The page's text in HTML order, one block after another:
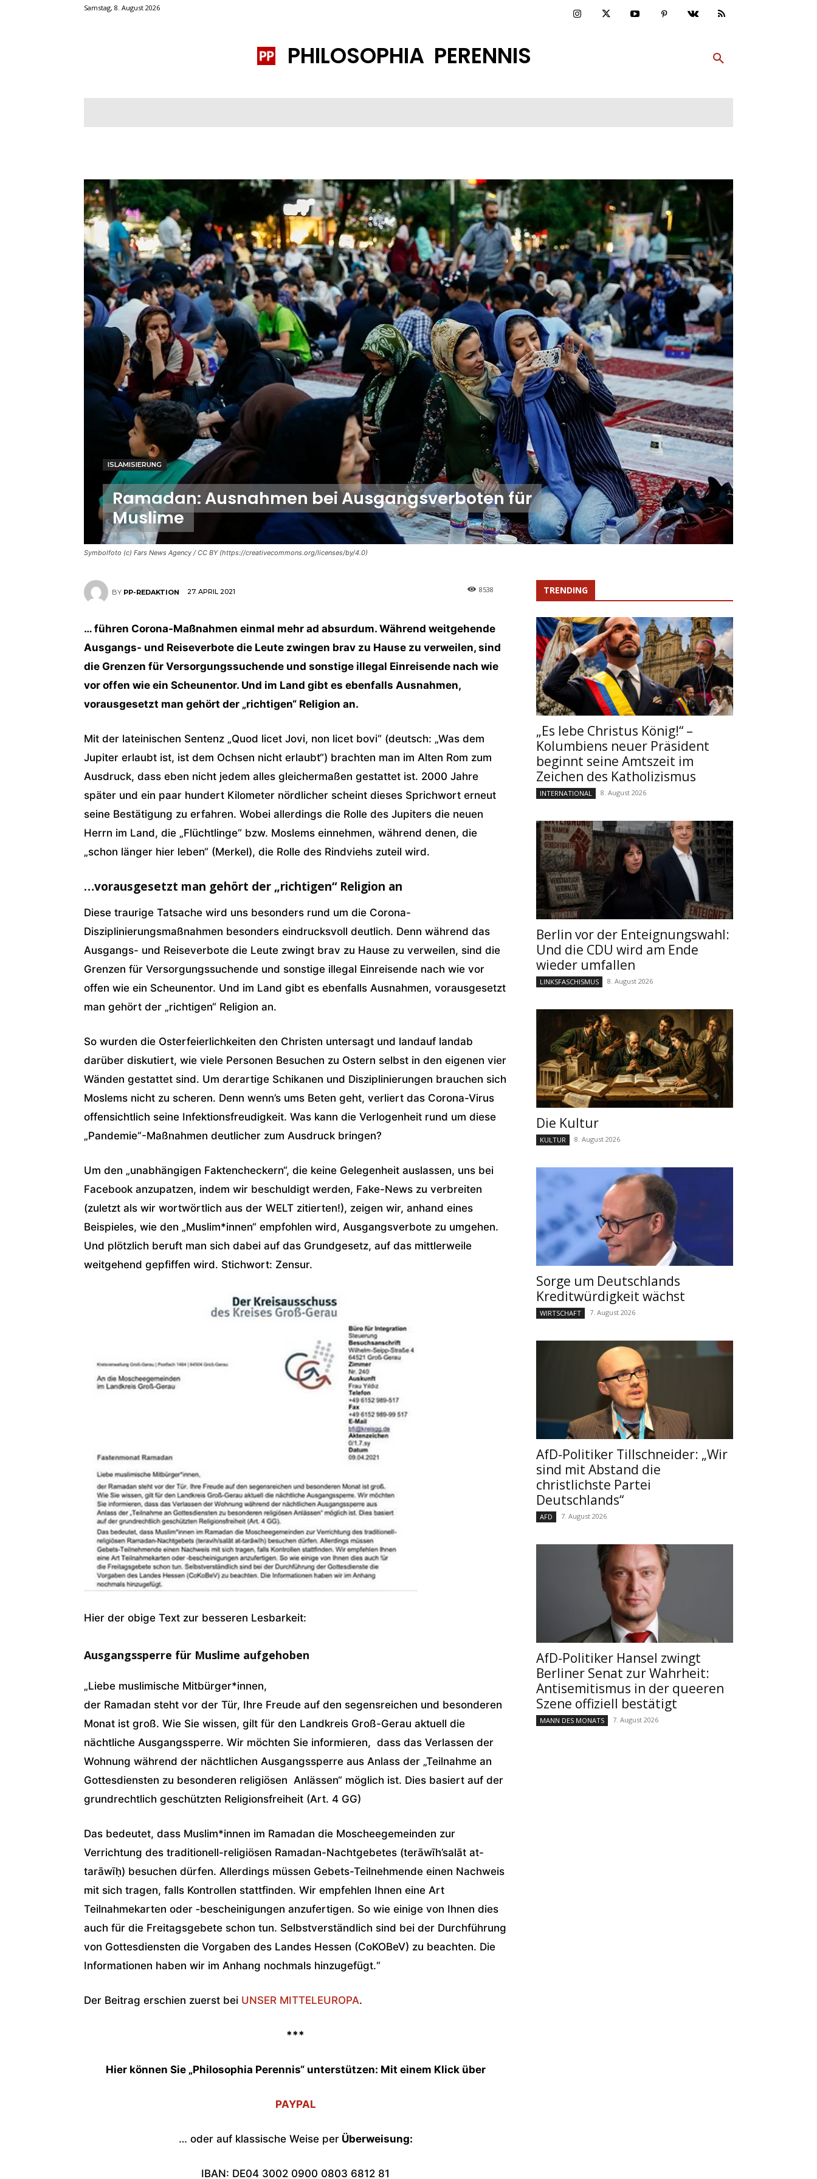
Samstag, 8. August 2026
PHILOSOPHIA PERENNIS
Symbolfoto (c) Fars News Agency / CC BY (https://creativecommons.org/licenses/by/4.0)
ISLAMISIERUNG
Ramadan: Ausnahmen bei Ausgangsverboten für
Muslime
BY PP-REDAKTION 27. APRIL 2021 8538
… führen Corona-Maßnahmen einmal mehr ad absurdum. Während weitgehende
Ausgangs- und Reiseverbote die Leute zwingen brav zu Hause zu verweilen, sind
die Grenzen für Versorgungssuchende und sonstige illegal Einreisende nach wie
vor offen wie ein Scheunentor. Und im Land gibt es ebenfalls Ausnahmen,
vorausgesetzt man gehört der „richtigen“ Religion an.
Mit der lateinischen Sentenz „Quod licet Jovi, non licet bovi“ (deutsch: „Was dem
Jupiter erlaubt ist, ist dem Ochsen nicht erlaubt“) brachten man im Alten Rom zum
Ausdruck, dass eben nicht jedem alles gleichermaßen gestattet ist. 2000 Jahre
später und ein paar hundert Kilometer nördlicher scheint dieses Sprichwort erneut
seine Bestätigung zu erfahren. Wobei allerdings die Rolle des Jupiters die neuen
Herrn im Land, die „Flüchtlinge“ bzw. Moslems einnehmen, während denen, die
„schon länger hier leben“ (Merkel), die Rolle des Rindviehs zuteil wird.
…vorausgesetzt man gehört der „richtigen“ Religion an
Diese traurige Tatsache wird uns besonders rund um die Corona-
Disziplinierungsmaßnahmen besonders eindrucksvoll deutlich. Denn während das
Ausgangs- und Reiseverbote die Leute zwingt brav zu Hause zu verweilen, sind die
Grenzen für Versorgungssuchende und sonstige illegal Einreisende nach wie vor
offen wie ein Scheunentor. Und im Land gibt es ebenfalls Ausnahmen, vorausgesetzt
man gehört der „richtigen“ Religion an.
So wurden die Osterfeierlichkeiten den Christen untersagt und landauf landab
darüber diskutiert, wie viele Personen Besuchen zu Ostern selbst in den eigenen vier
Wänden gestattet sind. Um derartige Schikanen und Disziplinierungen brauchen sich
Moslems nicht zu scheren. Denn wenn’s ums Beten geht, verliert das Corona-Virus
offensichtlich seine Infektionsfreudigkeit. Was kann die Verlogenheit rund um diese
„Pandemie“-Maßnahmen deutlicher zum Ausdruck bringen?
Um den „unabhängigen Faktencheckern“, die keine Gelegenheit auslassen, uns bei
Facebook anzupatzen, indem wir beschuldigt werden, Fake-News zu verbreiten
(zuletzt als wir wortwörtlich aus der WELT zitierten!), zeigen wir, anhand eines
Beispieles, wie den „Muslim*innen“ empfohlen wird, Ausgangsverbote zu umgehen.
Und plötzlich beruft man sich dabei auf das Grundgesetz, auf das mittlerweile
weitgehend gepfiffen wird. Stichwort: Zensur.
Hier der obige Text zur besseren Lesbarkeit:
Ausgangssperre für Muslime aufgehoben
„Liebe muslimische Mitbürger*innen,
der Ramadan steht vor der Tür, Ihre Freude auf den segensreichen und besonderen
Monat ist groß. Wie Sie wissen, gilt für den Landkreis Groß-Gerau aktuell die
nächtliche Ausgangssperre. Wir möchten Sie informieren, dass das Verlassen der
Wohnung während der nächtlichen Ausgangssperre aus Anlass der „Teilnahme an
Gottesdiensten zu besonderen religiösen Anlässen“ möglich ist. Dies basiert auf der
grundrechtlich geschützten Religionsfreiheit (Art. 4 GG)
Das bedeutet, dass Muslim*innen im Ramadan die Moscheegemeinden zur
Verrichtung des traditionell-religiösen Ramadan-Nachtgebetes (terāwīh’salāt at-
tarāwīḥ) besuchen dürfen. Allerdings müssen Gebets-Teilnehmende einen Nachweis
mit sich tragen, falls Kontrollen stattfinden. Wir empfehlen Ihnen eine Art
Teilnahmekarten oder ‑bescheinigungen anzufertigen. So wie einige von Ihnen dies
auch für die Freitagsgebete schon tun. Selbstverständlich sind bei der Durchführung
von Gottesdiensten die Vorgaben des Landes Hessen (CoKOBeV) zu beachten. Die
Informationen haben wir im Anhang nochmals hinzugefügt.“
Der Beitrag erschien zuerst bei UNSER MITTELEUROPA.
***
Hier können Sie „Philosophia Perennis“ unterstützen: Mit einem Klick über
PAYPAL
… oder auf klassische Weise perÜberweisung:
IBAN: DE04 3002 0900 0803 6812 81
TRENDING
„Es lebe Christus König!“ –
Kolumbiens neuer Präsident
beginnt seine Amtszeit im
Zeichen des Katholizismus
INTERNATIONAL 8. August 2026
Berlin vor der Enteignungswahl:
Und die CDU wird am Ende
wieder umfallen
LINKSFASCHISMUS 8. August 2026
Die Kultur
KULTUR 8. August 2026
Sorge um Deutschlands
Kreditwürdigkeit wächst
WIRTSCHAFT 7. August 2026
AfD-Politiker Tillschneider: „Wir
sind mit Abstand die
christlichste Partei
Deutschlands“
AFD 7. August 2026
AfD-Politiker Hansel zwingt
Berliner Senat zur Wahrheit:
Antisemitismus in der queeren
Szene offiziell bestätigt
MANN DES MONATS 7. August 2026